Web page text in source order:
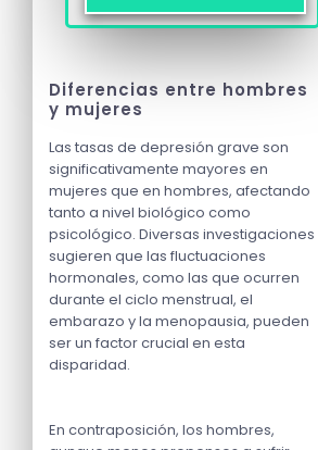
Diferencias entre hombres
y mujeres
Las tasas de depresión grave son
significativamente mayores en
mujeres que en hombres, afectando
tanto a nivel biológico como
psicológico. Diversas investigaciones
sugieren que las fluctuaciones
hormonales, como las que ocurren
durante el ciclo menstrual, el
embarazo y la menopausia, pueden
ser un factor crucial en esta
disparidad.
En contraposición, los hombres,